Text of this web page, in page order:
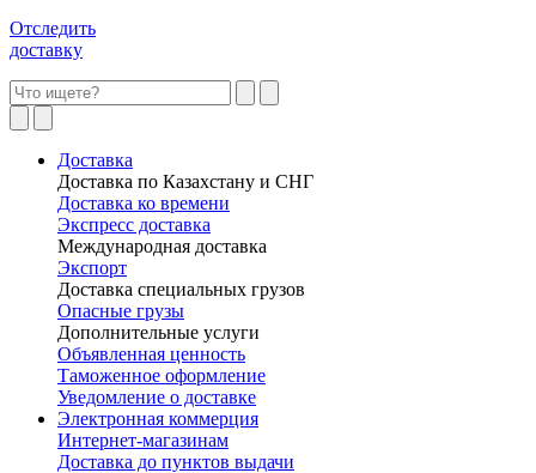
Отследить
доставку
Доставка
Доставка по Казахстану и СНГ
Доставка ко времени
Экспресс доставка
Международная доставка
Экспорт
Доставка специальных грузов
Опасные грузы
Дополнительные услуги
Объявленная ценность
Таможенное оформление
Уведомление о доставке
Электронная коммерция
Интернет-магазинам
Доставка до пунктов выдачи